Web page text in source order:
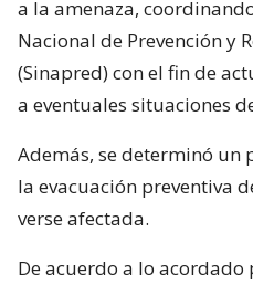
a la amenaza,
Nacional de Prevención y
(Sinapred) con el fin de
a eventuales situaciones
Además, se determinó
la evacuación preventiva
verse afectada.
De acuerdo a lo